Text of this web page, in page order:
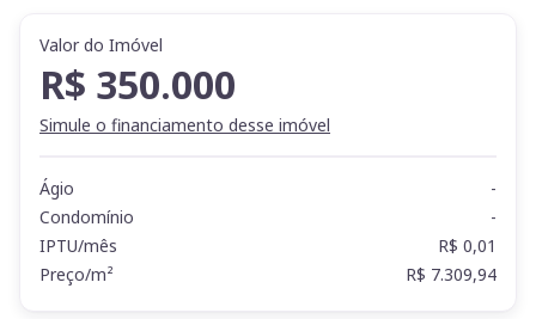
Valor do Imóvel
R$ 350.000
Simule o financiamento desse imóvel
Ágio
-
Condomínio
-
IPTU/mês
R$ 0,01
Preço/m²
R$ 7.309,94